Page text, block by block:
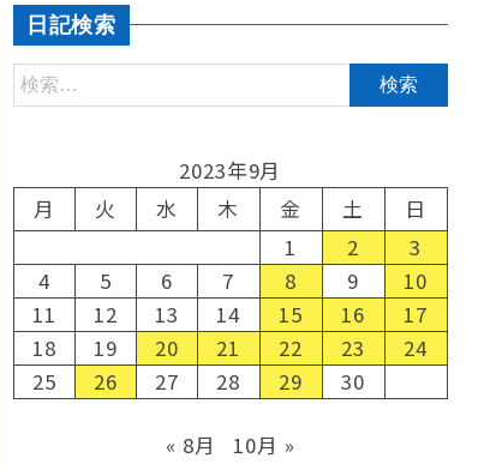
日記検索
2023年9月
月
火 水 木 金 土
日
1
2
3
4
5 6 7 8 9
10
11
12 13 14 15 16
17
18
19 20 21 22 23
24
25
26 27 28 29 30
« 8月 10月 »